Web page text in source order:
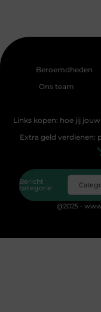
Beroemdheden
Ons team
Links kopen: hoe jij
Extra geld verdienen:
Bericht
categorie
@2025 -